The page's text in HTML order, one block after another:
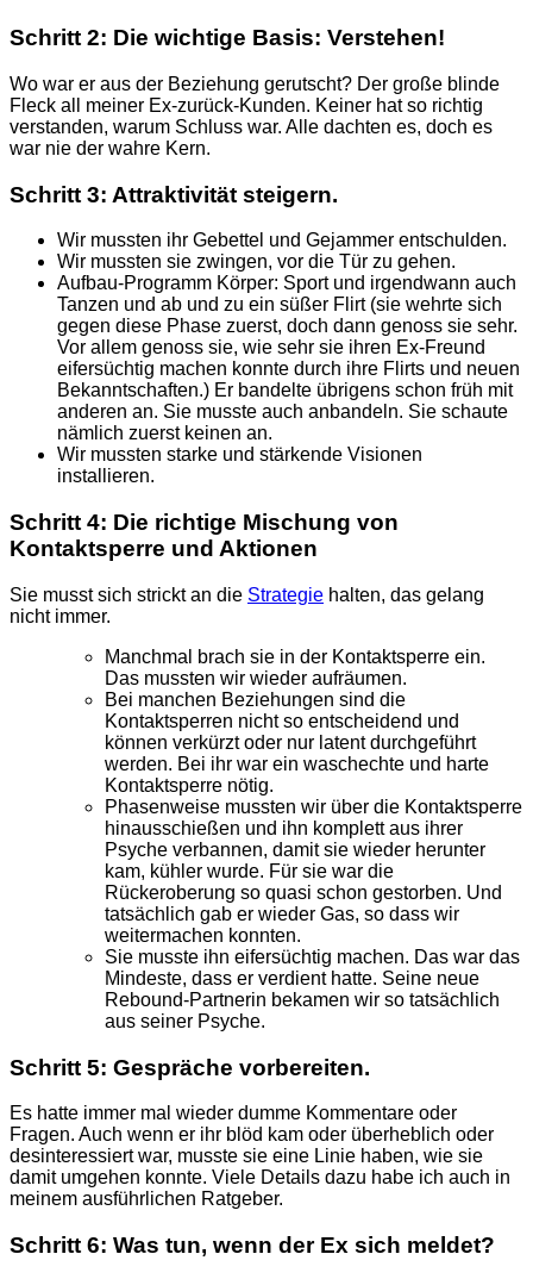
Schritt 2: Die wichtige Basis: Verstehen!
Wo war er aus der Beziehung gerutscht? Der große blinde
Fleck all meiner Ex-zurück-Kunden. Keiner hat so richtig
verstanden, warum Schluss war. Alle dachten es, doch es
war nie der wahre Kern.
Schritt 3: Attraktivität steigern.
Wir mussten ihr Gebettel und Gejammer entschulden.
Wir mussten sie zwingen, vor die Tür zu gehen.
Aufbau-Programm Körper: Sport und irgendwann auch
Tanzen und ab und zu ein süßer Flirt (sie wehrte sich
gegen diese Phase zuerst, doch dann genoss sie sehr.
Vor allem genoss sie, wie sehr sie ihren Ex-Freund
eifersüchtig machen konnte durch ihre Flirts und neuen
Bekanntschaften.) Er bandelte übrigens schon früh mit
anderen an. Sie musste auch anbandeln. Sie schaute
nämlich zuerst keinen an.
Wir mussten starke und stärkende Visionen
installieren.
Schritt 4: Die richtige Mischung von
Kontaktsperre und Aktionen
Sie musst sich strickt an die Strategie halten, das gelang
nicht immer.
Manchmal brach sie in der Kontaktsperre ein.
Das mussten wir wieder aufräumen.
Bei manchen Beziehungen sind die
Kontaktsperren nicht so entscheidend und
können verkürzt oder nur latent durchgeführt
werden. Bei ihr war ein waschechte und harte
Kontaktsperre nötig.
Phasenweise mussten wir über die Kontaktsperre
hinausschießen und ihn komplett aus ihrer
Psyche verbannen, damit sie wieder herunter
kam, kühler wurde. Für sie war die
Rückeroberung so quasi schon gestorben. Und
tatsächlich gab er wieder Gas, so dass wir
weitermachen konnten.
Sie musste ihn eifersüchtig machen. Das war das
Mindeste, dass er verdient hatte. Seine neue
Rebound-Partnerin bekamen wir so tatsächlich
aus seiner Psyche.
Schritt 5: Gespräche vorbereiten.
Es hatte immer mal wieder dumme Kommentare oder
Fragen. Auch wenn er ihr blöd kam oder überheblich oder
desinteressiert war, musste sie eine Linie haben, wie sie
damit umgehen konnte. Viele Details dazu habe ich auch in
meinem ausführlichen Ratgeber.
Schritt 6: Was tun, wenn der Ex sich meldet?